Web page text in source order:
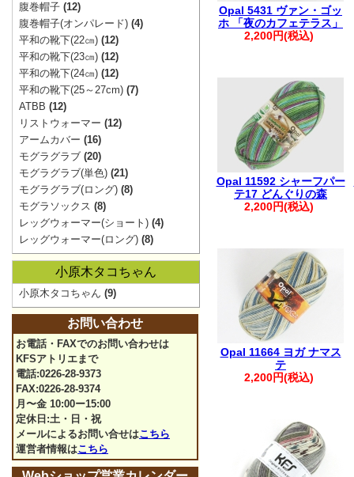
Opal 5431 ヴァン・ゴッ
ホ 「夜のカフェテラス」
2,200円(税込)
Opal 11592 シャーフパー
テ17 どんぐりの森
2,200円(税込)
Opal 11664 ヨガ ナマス
テ
2,200円(税込)
腹巻帽子 (12)
腹巻帽子(オンパレード) (4)
平和の靴下(22㎝) (12)
平和の靴下(23㎝) (12)
平和の靴下(24㎝) (12)
平和の靴下(25～27cm) (7)
ATBB (12)
リストウォーマー (12)
アームカバー (16)
モグラグラブ (20)
モグラグラブ(単色) (21)
モグラグラブ(ロング) (8)
モグラソックス (8)
レッグウォーマー(ショート) (4)
レッグウォーマー(ロング) (8)
小原木タコちゃん
小原木タコちゃん (9)
お問い合わせ
お電話・FAXでのお問い合わせは
KFSアトリエまで
電話:0226-28-9373
FAX:0226-28-9374
月〜金 10:00ー15:00
定休日:土・日・祝
メールによるお問い合せはこちら
運営者情報はこちら